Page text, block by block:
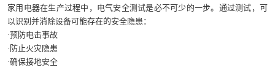
家用电器在生产过程中，电气安全测试是必不可少的一步。通过测试，可
以识别并消除设备可能存在的安全隐患：
·预防电击事故
·防止火灾隐患
·确保接地安全